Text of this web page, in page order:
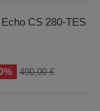
CS 280-TES
490,00 €